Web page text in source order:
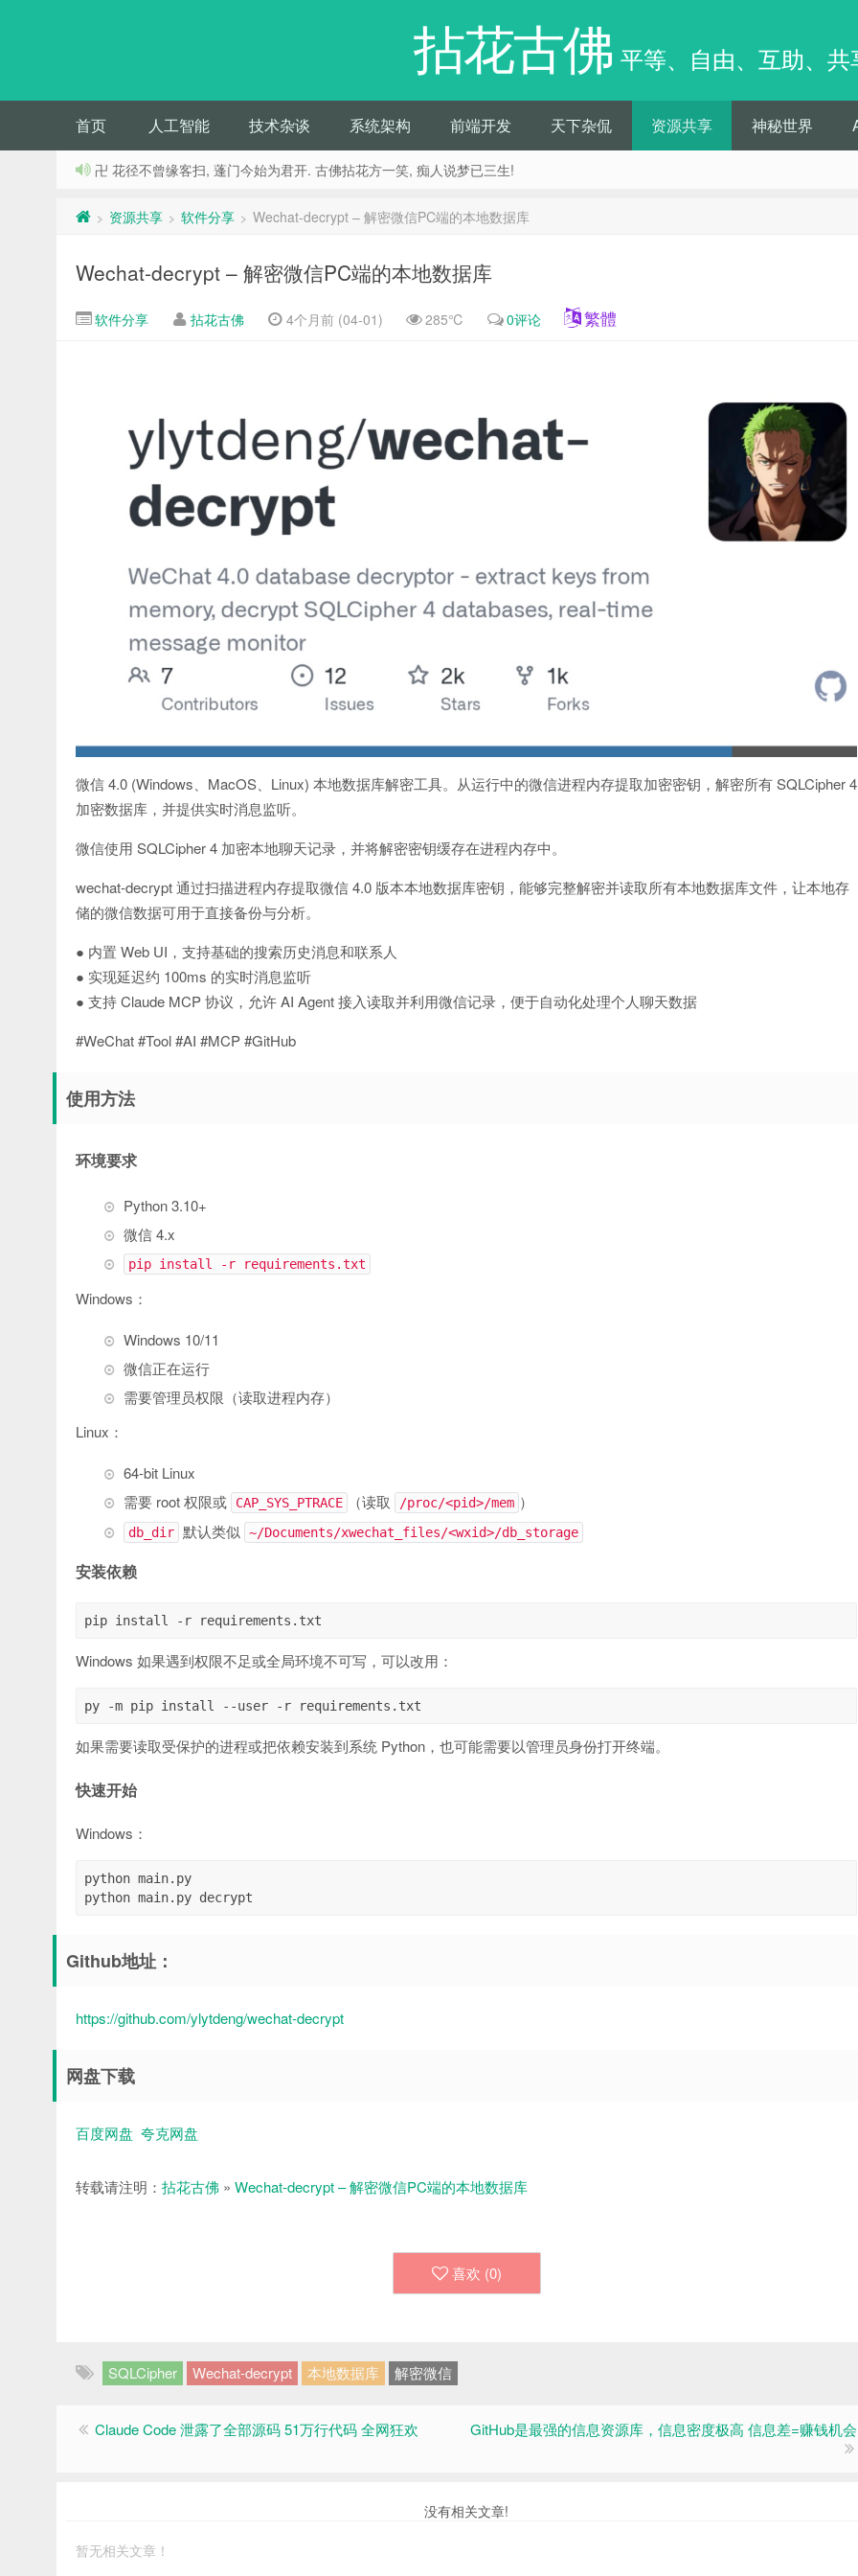
拈花古佛 平等、自由、互助、共
首页 人工智能 技术杂谈 系统架构 前端开发 天下杂侃 资源共享 神秘世界
卍 花径不曾缘客扫, 蓬门今始为君开. 古佛拈花方一笑, 痴人说梦已三生!
> 资源共享 > 软件分享 > Wechat-decrypt – 解密微信PC端的本地数据库
Wechat-decrypt – 解密微信PC端的本地数据库
软件分享 拈花古佛 4个月前 (04-01) 285℃ 0评论 繁體
微信 4.0 (Windows、MacOS、Linux) 本地数据库解密工具。从运行中的微信进程内存提取加密密钥，解密所有 SQLCipher 4
加密数据库，并提供实时消息监听。
微信使用 SQLCipher 4 加密本地聊天记录，并将解密密钥缓存在进程内存中。
wechat-decrypt 通过扫描进程内存提取微信 4.0 版本本地数据库密钥，能够完整解密并读取所有本地数据库文件，让本地存
储的微信数据可用于直接备份与分析。
● 内置 Web UI，支持基础的搜索历史消息和联系人
● 实现延迟约 100ms 的实时消息监听
● 支持 Claude MCP 协议，允许 AI Agent 接入读取并利用微信记录，便于自动化处理个人聊天数据
#WeChat #Tool #AI #MCP #GitHub
使用方法
环境要求
Python 3.10+
微信 4.x
pip install -r requirements.txt
Windows：
Windows 10/11
微信正在运行
需要管理员权限（读取进程内存）
Linux：
64-bit Linux
需要 root 权限或
CAP_SYS_PTRACE （读取 /proc/<pid>/mem ）
db_dir 默认类似 ~/Documents/xwechat_files/<wxid>/db_storage
安装依赖
pip install -r requirements.txt
Windows 如果遇到权限不足或全局环境不可写，可以改用：
py -m pip install --user -r requirements.txt
如果需要读取受保护的进程或把依赖安装到系统 Python，也可能需要以管理员身份打开终端。
快速开始
Windows：
python main.py
python main.py decrypt
Github地址：
https://github.com/ylytdeng/wechat-decrypt
网盘下载
百度网盘 夸克网盘
转载请注明： 拈花古佛 » Wechat-decrypt – 解密微信PC端的本地数据库
喜欢 (0)
SQLCipher Wechat-decrypt 本地数据库 解密微信
Claude Code 泄露了全部源码 51万行代码 全网狂欢 GitHub是最强的信息资源库，信息密度极高 信息差=赚钱机会
没有相关文章!
暂无相关文章！